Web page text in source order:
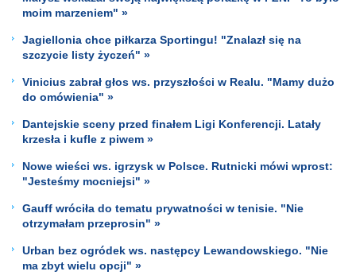
moim marzeniem" »
Jagiellonia chce piłkarza Sportingu! "Znalazł się na
szczycie listy życzeń" »
Vinicius zabrał głos ws. przyszłości w Realu. "Mamy dużo
do omówienia" »
Dantejskie sceny przed finałem Ligi Konferencji. Latały
krzesła i kufle z piwem »
Nowe wieści ws. igrzysk w Polsce. Rutnicki mówi wprost:
"Jesteśmy mocniejsi" »
Gauff wróciła do tematu prywatności w tenisie. "Nie
otrzymałam przeprosin" »
Urban bez ogródek ws. następcy Lewandowskiego. "Nie
ma zbyt wielu opcji" »